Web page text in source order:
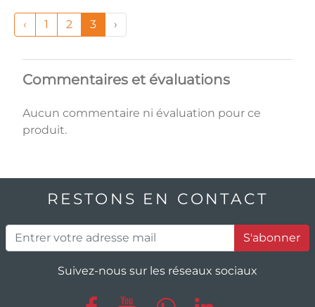
‹ 1 2 3 ›
Commentaires et évaluations
Aucun commentaire ni évaluation pour ce
produit.
RESTONS EN CONTACT
S'abonner
Suivez-nous sur les réseaux sociaux